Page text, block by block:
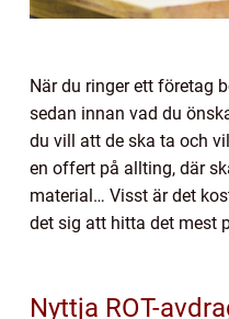
När du ringer ett företag
sedan innan vad du
du vill att de ska ta och
en offert på allting, där
material… Visst är det
det sig att hitta det mest
Nyttja ROT-